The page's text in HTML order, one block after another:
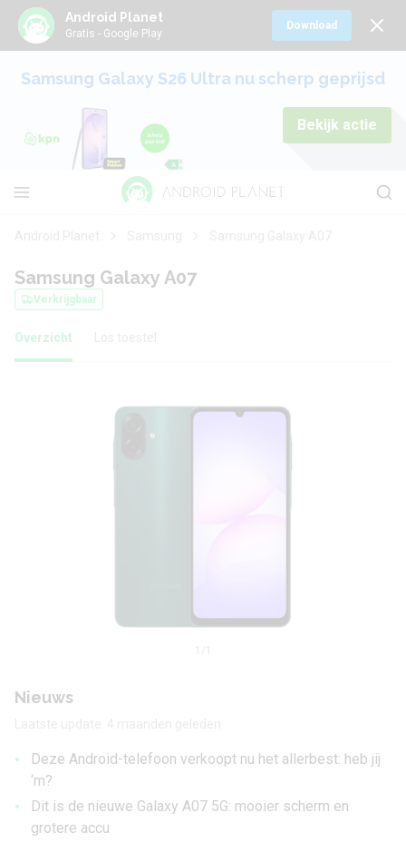
Android Planet
Gratis - Google Play
Download
Samsung Galaxy S26 Ultra nu scherp geprijsd
Bekijk actie
Samsung Galaxy A07
Verkrijgbaar
Overzicht
Nieuws
•
Deze Android-telefoon verkoopt nu het allerbest: heb jij
‘m?
•
Dit is de nieuwe Galaxy A07 5G: mooier scherm en
grotere accu